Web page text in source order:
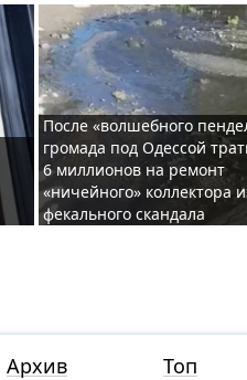
После «волшебного
громада под Одессой
6 миллионов на ремонт
«ничейного» коллектора
фекального скандала
Архив Топ